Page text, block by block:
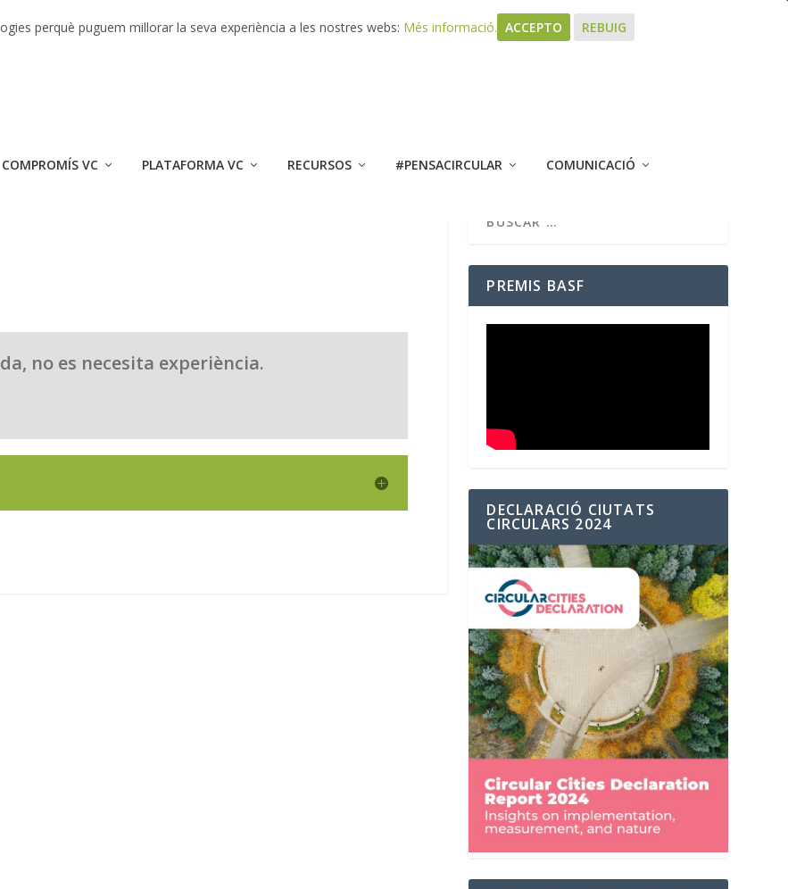
COMPROMÍS VC PLATAFORMA VC RECURSOS #PENSACIRCULAR COMUNICACIÓ
no es necesita experiència.
PREMIS BASF
DECLARACIÓ CIUTATS
CIRCULARS 2024
perquè puguem millorar la seva experiència a les nostres webs: Més informació. ACCEPTO REBUIG